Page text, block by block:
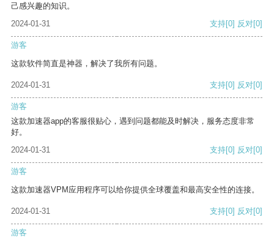
己感兴趣的知识。
2024-01-31
支持[0] 反对[0]
游客
这款软件简直是神器，解决了我所有问题。
2024-01-31 支持[0] 反对[0]
游客
这款加速器app的客服很贴心，遇到问题都能及时解决，服务态度非常
好。
2024-01-31
支持[0] 反对[0]
游客
这款加速器VPM应用程序可以给你提供全球覆盖和最高安全性的连接。
2024-01-31 支持[0] 反对[0]
游客